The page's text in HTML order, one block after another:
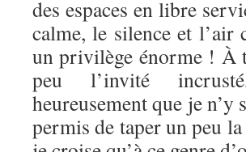
des espaces en libre
calme, le silence et l’air
un privilège énorme ! À
peu l’invité
heureusement que je
permis de taper un peu